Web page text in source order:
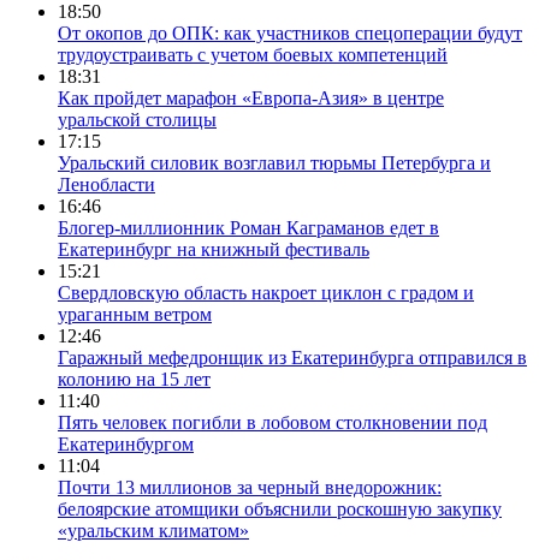
18:50
От окопов до ОПК: как участников спецоперации будут
трудоустраивать с учетом боевых компетенций
18:31
Как пройдет марафон «Европа-Азия» в центре
уральской столицы
17:15
Уральский силовик возглавил тюрьмы Петербурга и
Ленобласти
16:46
Блогер-миллионник Роман Каграманов едет в
Екатеринбург на книжный фестиваль
15:21
Свердловскую область накроет циклон с градом и
ураганным ветром
12:46
Гаражный мефедронщик из Екатеринбурга отправился в
колонию на 15 лет
11:40
Пять человек погибли в лобовом столкновении под
Екатеринбургом
11:04
Почти 13 миллионов за черный внедорожник:
белоярские атомщики объяснили роскошную закупку
«уральским климатом»